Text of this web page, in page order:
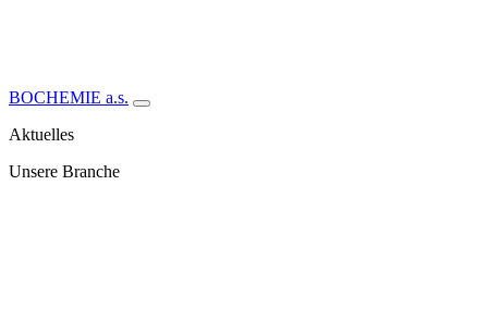
BOCHEMIE a.s.
Aktuelles
Unsere Branche